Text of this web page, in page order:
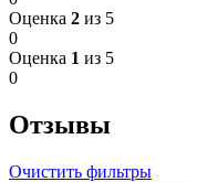
Оценка 2 из 5
0
Оценка 1 из 5
0
Отзывы
Очистить фильтры